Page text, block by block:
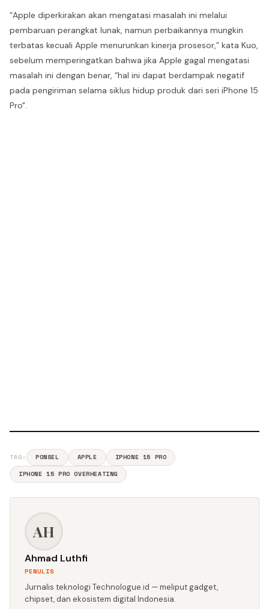
“Apple diperkirakan akan mengatasi masalah ini melalui
pembaruan perangkat lunak, namun perbaikannya mungkin
terbatas kecuali Apple menurunkan kinerja prosesor,” kata Kuo,
sebelum memperingatkan bahwa jika Apple gagal mengatasi
masalah ini dengan benar, “hal ini dapat berdampak negatif
pada pengiriman selama siklus hidup produk dari seri iPhone 15
Pro".
TAG: PONSEL APPLE
IPHONE 15 PRO
IPHONE 15 PRO OVERHEATING
AH
Ahmad Luthfi
PENULIS
Jurnalis teknologi Technologue.id — meliput gadget,
chipset, dan ekosistem digital Indonesia.